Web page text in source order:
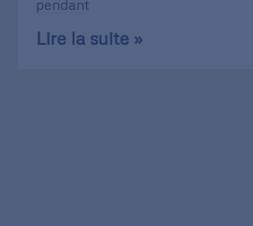
pendant
Lire la suite »